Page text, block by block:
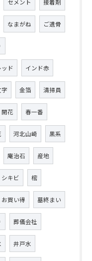
セメント 接着剤
なまがね ご遺骨
ド インド赤
金箔 清掃員
開花 春一番
河北山崎 黒系
庵治石 産地
シキビ 樒
お買い得 墓終まい
葬儀会社
井戸水